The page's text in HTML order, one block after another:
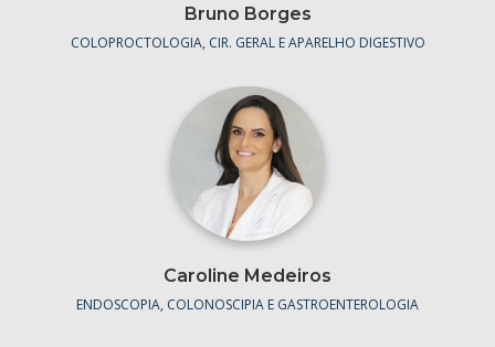
Bruno Borges
COLOPROCTOLOGIA, CIR. GERAL E APARELHO DIGESTIVO
Caroline Medeiros
ENDOSCOPIA, COLONOSCIPIA E GASTROENTEROLOGIA